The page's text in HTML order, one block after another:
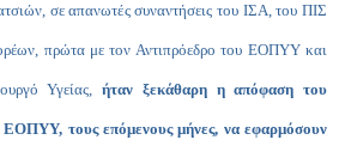
σε απανωτές συναντήσεις του ΙΣΑ, του ΠΙΣ
πρώτα με τον Αντιπρόεδρο του ΕΟΠΥΥ και
Υγείας,ήταν ξεκάθαρη η απόφαση του
ΕΟΠΥΥ, τους επόμενους μήνες, να εφαρμόσουν